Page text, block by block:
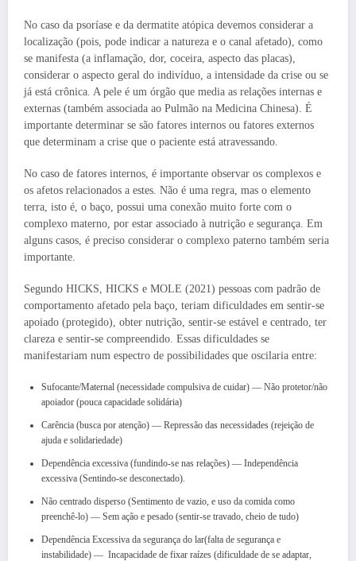
No caso da psoríase e da dermatite atópica devemos considerar a
localização (pois, pode indicar a natureza e o canal afetado), como
se manifesta (a inflamação, dor, coceira, aspecto das placas),
considerar o aspecto geral do indivíduo, a intensidade da crise ou se
já está crônica. A pele é um órgão que media as relações internas e
externas (também associada ao Pulmão na Medicina Chinesa). É
importante determinar se são fatores internos ou fatores externos
que determinam a crise que o paciente está atravessando.
No caso de fatores internos, é importante observar os complexos e
os afetos relacionados a estes. Não é uma regra, mas o elemento
terra, isto é, o baço, possui uma conexão muito forte com o
complexo materno, por estar associado à nutrição e segurança. Em
alguns casos, é preciso considerar o complexo paterno também seria
importante.
Segundo HICKS, HICKS e MOLE (2021) pessoas com padrão de
comportamento afetado pela baço, teriam dificuldades em sentir-se
apoiado (protegido), obter nutrição, sentir-se estável e centrado, ter
clareza e sentir-se compreendido. Essas dificuldades se
manifestariam num espectro de possibilidades que oscilaria entre:
Sufocante/Maternal (necessidade compulsiva de cuidar) — Não protetor/não
apoiador (pouca capacidade solidária)
Carência (busca por atenção) — Repressão das necessidades (rejeição de
ajuda e solidariedade)
Dependência excessiva (fundindo-se nas relações) — Independência
excessiva (Sentindo-se desconectado).
Não centrado disperso (Sentimento de vazio, e uso da comida como
preenchê-lo) — Sem ação e pesado (sentir-se travado, cheio de tudo)
Dependência Excessiva da segurança do lar(falta de segurança e
instabilidade) — Incapacidade de fixar raízes (dificuldade de se adaptar,